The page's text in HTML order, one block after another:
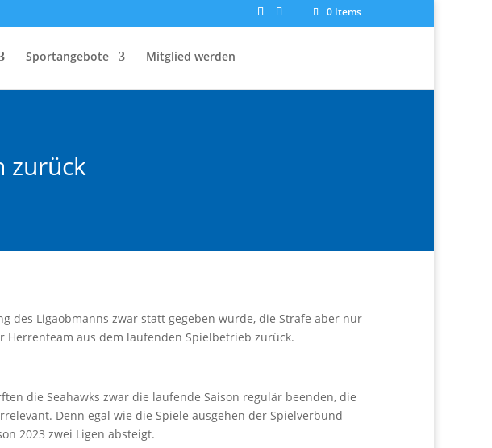
0 Items
Sportangebote Mitglied werden
zurück
des Ligaobmanns zwar statt gegeben wurde, die Strafe aber nur
Herrenteam aus dem laufenden Spielbetrieb zurück.
die Seahawks zwar die laufende Saison regulär beenden, die
Denn egal wie die Spiele ausgehen der Spielverbund
2023 zwei Ligen absteigt.